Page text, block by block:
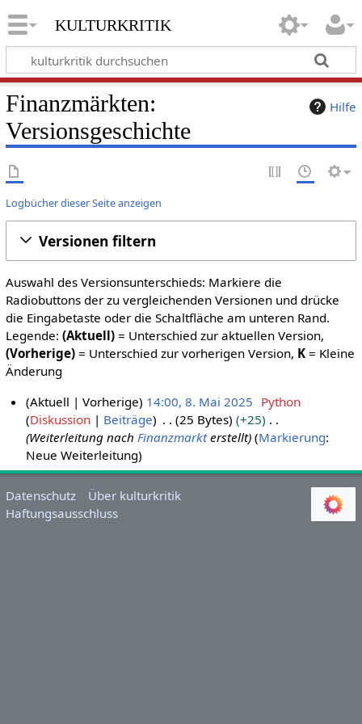
kulturkritik
Hilfe
Finanzmärkten:
Versionsgeschichte
Logbücher dieser Seite anzeigen
Versionen filtern
Auswahl des Versionsunterschieds: Markiere die
Radiobuttons der zu vergleichenden Versionen und drücke
die Eingabetaste oder die Schaltfläche am unteren Rand.
Legende: (Aktuell)= Unterschied zur aktuellen Version,
(Vorherige)= Unterschied zur vorherigen Version, K= Kleine
Änderung
a
i
2
Aktuell Vorherige 14:00, 8. Mai 2025 Python
Diskussion
Beiträge 25 Bytes
+25
Weiterleitung nachFinanzmarkterstellt Markierung:
Neue Weiterleitung
Datenschutz
Über kulturkritik
Haftungsausschluss